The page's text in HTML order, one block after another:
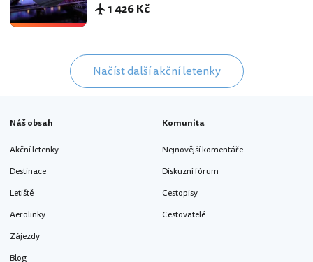
1 426 Kč
Načíst další akční letenky
Náš obsah
Akční letenky
Destinace
Letiště
Aerolinky
Zájezdy
Blog
Komunita
Nejnovější komentáře
Diskuzní fórum
Cestopisy
Cestovatelé